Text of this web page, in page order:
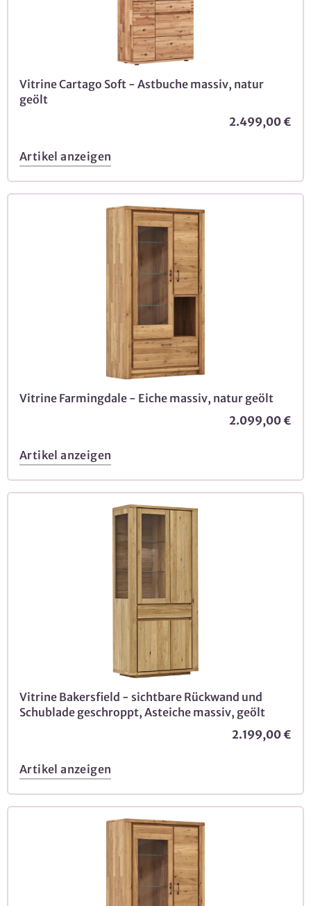
Vitrine Cartago Soft - Astbuche massiv, natur
geölt
2.499,00 €
Artikel anzeigen
Vitrine Farmingdale - Eiche massiv, natur geölt
2.099,00 €
Artikel anzeigen
Vitrine Bakersfield - sichtbare Rückwand und
Schublade geschroppt, Asteiche massiv, geölt
2.199,00 €
Artikel anzeigen